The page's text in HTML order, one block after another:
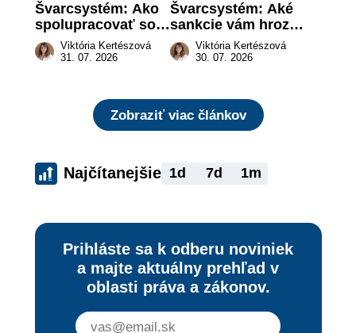
Švarcsystém: Ako
spolupracovať so
živnostníkom
legálne a bez
Viktória Kertészová
31. 07. 2026
Švarcsystém: Aké
sankcie vám hrozia
a prečo nestačí
zaplatiť pokutu?
Viktória Kertészová
30. 07. 2026
Zobraziť viac článkov
Najčítanejšie 1d 7d 1m
Prihláste sa k odberu noviniek
a majte aktuálny prehľad v
oblasti práva a zákonov.